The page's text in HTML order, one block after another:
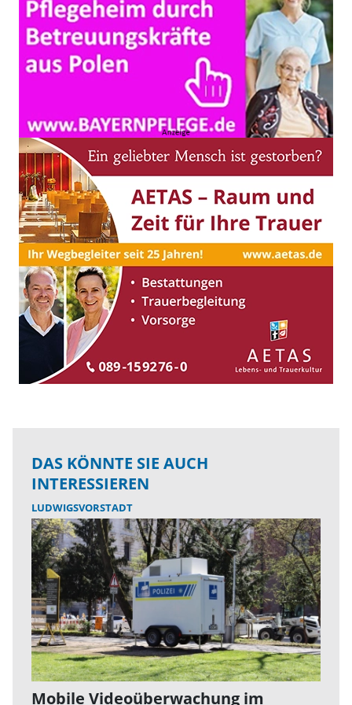
DAS KÖNNTE SIE AUCH
INTERESSIEREN
LUDWIGSVORSTADT
Mobile Videoüberwachung im